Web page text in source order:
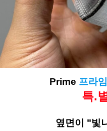
Prime 프라임
특.
옆면이 "빛